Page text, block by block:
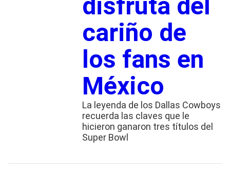
cariño de
los fans en
México
La leyenda de los Dallas Cowboys
recuerda las claves que le
hicieron ganaron tres títulos del
Super Bowl